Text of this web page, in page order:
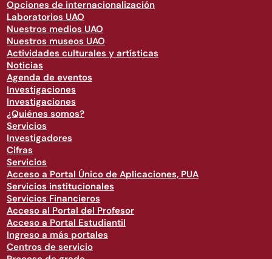
Opciones de internacionalización
Laboratorios UAO
Nuestros medios UAO
Nuestros museos UAO
Actividades culturales y artísticas
Noticias
Agenda de eventos
Investigaciones
Investigaciones
¿Quiénes somos?
Servicios
Investigadores
Cifras
Servicios
Acceso a Portal Único de Aplicaciones, PUA
Servicios institucionales
Servicios Financieros
Acceso al Portal del Profesor
Acceso a Portal Estudiantil
Ingreso a más portales
Centros de servicio